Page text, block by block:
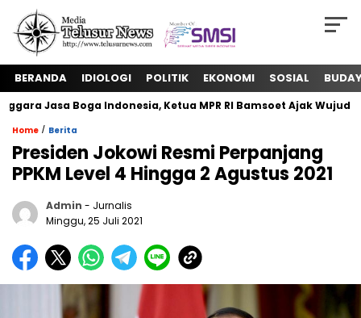
BERANDA IDIOLOGI POLITIK EKONOMI SOSIAL
Jasa Boga Indonesia, Ketua MPR RI Bamsoet Ajak Wujudkan
Home / Berita
Presiden Jokowi Resmi Perpanjang
PPKM Level 4 Hingga 2 Agustus 2021
Admin - Jurnalis
Minggu, 25 Juli 2021